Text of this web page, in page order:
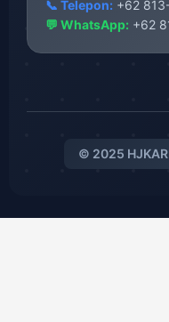
📞 Telepon: +62
💬 WhatsApp: +62
© 2025